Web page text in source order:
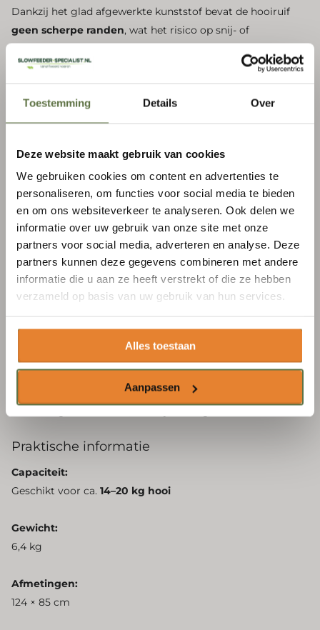
Toestemming Details Over
Deze website maakt gebruik van cookies
We gebruiken cookies om content en advertenties te
personaliseren, om functies voor social media te bieden
en om ons websiteverkeer te analyseren. Ook delen we
informatie over uw gebruik van onze site met onze
partners voor social media, adverteren en analyse. Deze
partners kunnen deze gegevens combineren met andere
informatie die u aan ze heeft verstrekt of die ze hebben
verzameld op basis van uw gebruik van hun services.
Alles toestaan
Aanpassen
Dankzij het glad afgewerkte kunststof bevat de hooiruif
geen scherpe randen, wat het risico op snij- of
De hooiruif is gemaakt van stevig, hoogwaardig kunststof
dat bestand is tegen intensief gebruik. Het materiaal is UV-
Voordelen van deze hooiruif
Ruimtebesparend ontwerp door hoekmontage
Veilig voor paarden dankzij afgeronde randen
Geschikt voor 14–20 kg hooi
Gemaakt van sterk en duurzaam kunststof
Praktische informatie
Capaciteit:
Geschikt voor ca. 14–20 kg hooi
Gewicht:
6,4 kg
Afmetingen:
124 × 85 cm
Meld je aan voor onze nieuwsbrief en
ontvang5% korting op jouw eerste
slowfeeder!
E-mailadres *